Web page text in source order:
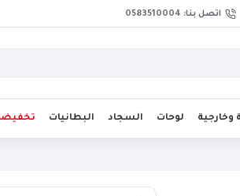
اتصل بنا: 0583510004
وخارجية لوحات السجاد البطانيات